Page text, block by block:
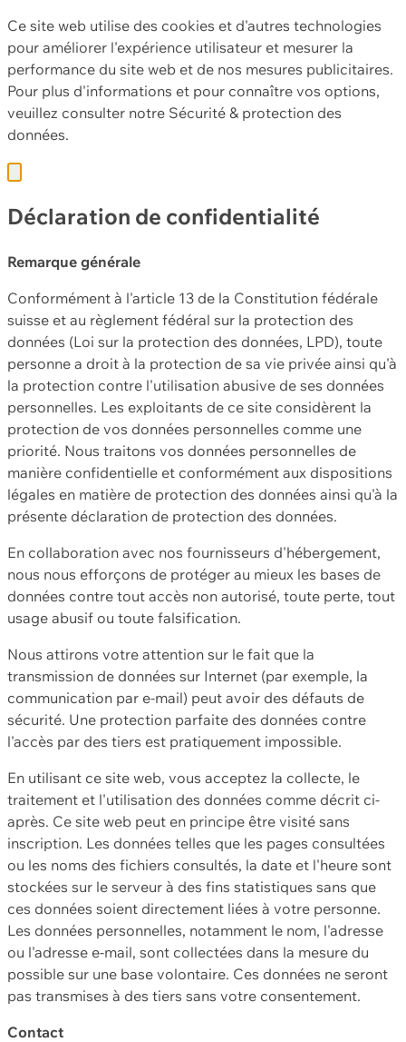
Ce site web utilise des cookies et d'autres technologies
pour améliorer l'expérience utilisateur et mesurer la
performance du site web et de nos mesures publicitaires.
Pour plus d'informations et pour connaître vos options,
veuillez consulter notre Sécurité & protection des
données.
Déclaration de confidentialité
Remarque générale
Conformément à l'article 13 de la Constitution fédérale
suisse et au règlement fédéral sur la protection des
données (Loi sur la protection des données, LPD), toute
personne a droit à la protection de sa vie privée ainsi qu'à
la protection contre l'utilisation abusive de ses données
personnelles. Les exploitants de ce site considèrent la
protection de vos données personnelles comme une
priorité. Nous traitons vos données personnelles de
manière confidentielle et conformément aux dispositions
légales en matière de protection des données ainsi qu'à la
présente déclaration de protection des données.
En collaboration avec nos fournisseurs d'hébergement,
nous nous efforçons de protéger au mieux les bases de
données contre tout accès non autorisé, toute perte, tout
usage abusif ou toute falsification.
Nous attirons votre attention sur le fait que la
transmission de données sur Internet (par exemple, la
communication par e-mail) peut avoir des défauts de
sécurité. Une protection parfaite des données contre
l'accès par des tiers est pratiquement impossible.
En utilisant ce site web, vous acceptez la collecte, le
traitement et l'utilisation des données comme décrit ci-
après. Ce site web peut en principe être visité sans
inscription. Les données telles que les pages consultées
ou les noms des fichiers consultés, la date et l'heure sont
stockées sur le serveur à des fins statistiques sans que
ces données soient directement liées à votre personne.
Les données personnelles, notamment le nom, l'adresse
ou l'adresse e-mail, sont collectées dans la mesure du
possible sur une base volontaire. Ces données ne seront
pas transmises à des tiers sans votre consentement.
Contact